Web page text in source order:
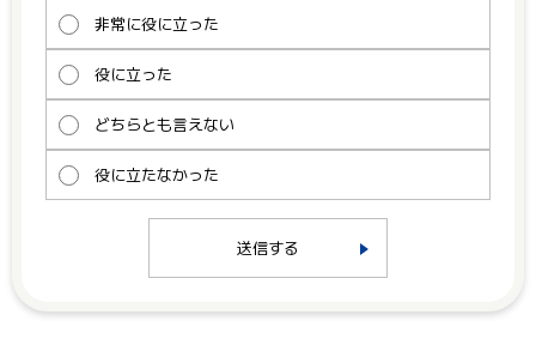
非常に役に立った
役に立った
どちらとも言えない
役に立たなかった
送信する